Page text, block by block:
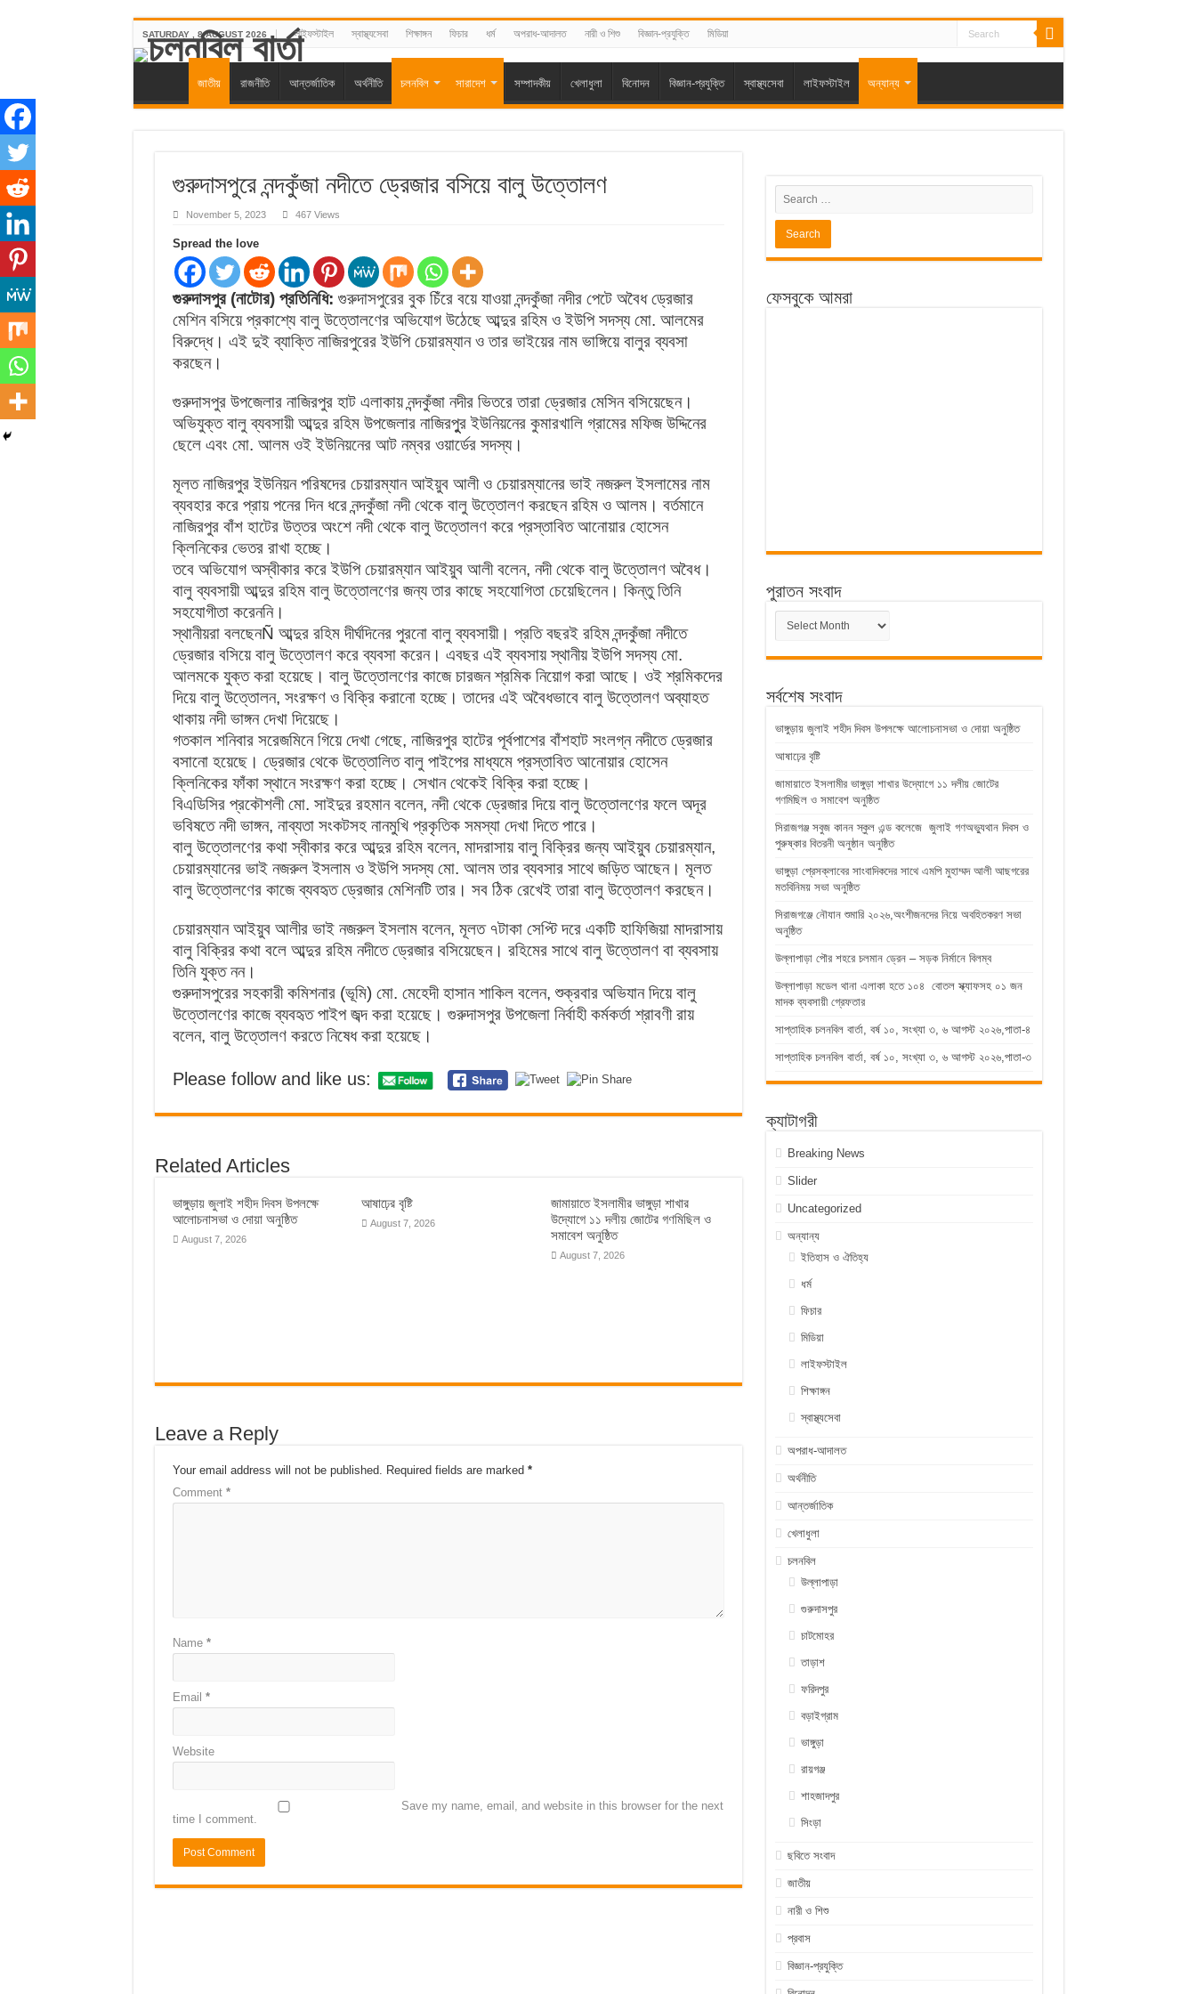
SATURDAY , 8 AUGUST 2026 লাইফস্টাইল স্বাস্থ্যসেবা শিক্ষাঙ্গন ফিচার ধর্ম অপরাধ-আদালত নারী ও শিশু বিজ্ঞান-প্রযুক্তি মিডিয়া
জাতীয় রাজনীতি আন্তর্জাতিক অর্থনীতি চলনবিল সারাদেশ সম্পাদকীয় খেলাধুলা বিনোদন বিজ্ঞান-প্রযুক্তি স্বাস্থ্যসেবা লাইফস্টাইল অন্যান্য
গুরুদাসপুরে নন্দকুঁজা নদীতে ড্রেজার বসিয়ে বালু উত্তোলণ
November 5, 2023 467 Views
Spread the love
গুরুদাসপুর (নাটোর) প্রতিনিধি: গুরুদাসপুরের বুক চিঁরে বয়ে যাওয়া নন্দকুঁজা নদীর পেটে অবৈধ ড্রেজার
মেশিন বসিয়ে প্রকাশ্যে বালু উত্তোলণের অভিযোগ উঠেছে আব্দুর রহিম ও ইউপি সদস্য মো. আলমের
বিরুদ্ধে। এই দুই ব্যাক্তি নাজিরপুরের ইউপি চেয়ারম্যান ও তার ভাইয়ের নাম ভাঙ্গিয়ে বালুর ব্যবসা
করছেন।
গুরুদাসপুর উপজেলার নাজিরপুর হাট এলাকায় নন্দকুঁজা নদীর ভিতরে তারা ড্রেজার মেসিন বসিয়েছেন।
অভিযুক্ত বালু ব্যবসায়ী আব্দুর রহিম উপজেলার নাজিরপুুর ইউনিয়নের কুমারখালি গ্রামের মফিজ উদ্দিনের
ছেলে এবং মো. আলম ওই ইউনিয়নের আট নম্বর ওয়ার্ডের সদস্য।
মূলত নাজিরপুর ইউনিয়ন পরিষদের চেয়ারম্যান আইয়ুব আলী ও চেয়ারম্যানের ভাই নজরুল ইসলামের নাম
ব্যবহার করে প্রায় পনের দিন ধরে নন্দকুঁজা নদী থেকে বালু উত্তোলণ করছেন রহিম ও আলম। বর্তমানে
নাজিরপুর বাঁশ হাটের উত্তর অংশে নদী থেকে বালু উত্তোলণ করে প্রস্তাবিত আনোয়ার হোসেন
ক্লিনিকের ভেতর রাখা হচ্ছে।
তবে অভিযোগ অস্বীকার করে ইউপি চেয়ারম্যান আইয়ুব আলী বলেন, নদী থেকে বালু উত্তোলণ অবৈধ।
বালু ব্যবসায়ী আব্দুর রহিম বালু উত্তোলণের জন্য তার কাছে সহযোগিতা চেয়েছিলেন। কিন্তু তিনি
সহযোগীতা করেননি।
স্থানীয়রা বলছেনÑ আব্দুর রহিম দীর্ঘদিনের পুরনো বালু ব্যবসায়ী। প্রতি বছরই রহিম নন্দকুঁজা নদীতে
ড্রেজার বসিয়ে বালু উত্তোলণ করে ব্যবসা করেন। এবছর এই ব্যবসায় স্থানীয় ইউপি সদস্য মো.
আলমকে যুক্ত করা হয়েছে। বালু উত্তোলণের কাজে চারজন শ্রমিক নিয়োগ করা আছে। ওই শ্রমিকদের
দিয়ে বালু উত্তোলন, সংরক্ষণ ও বিক্রি করানো হচ্ছে। তাদের এই অবৈধভাবে বালু উত্তোলণ অব্যাহত
থাকায় নদী ভাঙ্গন দেখা দিয়েছে।
গতকাল শনিবার সরেজমিনে গিয়ে দেখা গেছে, নাজিরপুর হাটের পূর্বপাশের বাঁশহাট সংলগ্ন নদীতে ড্রেজার
বসানো হয়েছে। ড্রেজার থেকে উত্তোলিত বালু পাইপের মাধ্যমে প্রস্তাবিত আনোয়ার হোসেন
ক্লিনিকের ফাঁকা স্থানে সংরক্ষণ করা হচ্ছে। সেখান থেকেই বিক্রি করা হচ্ছে।
বিএডিসির প্রকৌশলী মো. সাইদুর রহমান বলেন, নদী থেকে ড্রেজার দিয়ে বালু উত্তোলণের ফলে অদূর
ভবিষতে নদী ভাঙ্গন, নাব্যতা সংকটসহ নানমুখি প্রকৃতিক সমস্যা দেখা দিতে পারে।
বালু উত্তোলণের কথা স্বীকার করে আব্দুর রহিম বলেন, মাদরাসায় বালু বিক্রির জন্য আইয়ুব চেয়ারম্যান,
চেয়ারম্যানের ভাই নজরুল ইসলাম ও ইউপি সদস্য মো. আলম তার ব্যবসার সাথে জড়িত আছেন। মূলত
বালু উত্তোলণের কাজে ব্যবহৃত ড্রেজার মেশিনটি তার। সব ঠিক রেখেই তারা বালু উত্তোলণ করছেন।
চেয়ারম্যান আইয়ুব আলীর ভাই নজরুল ইসলাম বলেন, মূলত ৭টাকা সেপ্টি দরে একটি হাফিজিয়া মাদরাসায়
বালু বিক্রির কথা বলে আব্দুর রহিম নদীতে ড্রেজার বসিয়েছেন। রহিমের সাথে বালু উত্তোলণ বা ব্যবসায়
তিনি যুক্ত নন।
গুরুদাসপুরের সহকারী কমিশনার (ভূমি) মো. মেহেদী হাসান শাকিল বলেন, শুক্রবার অভিযান দিয়ে বালু
উত্তোলণের কাজে ব্যবহৃত পাইপ জব্দ করা হয়েছে। গুরুদাসপুর উপজেলা নির্বাহী কর্মকর্তা শ্রাবণী রায়
বলেন, বালু উত্তোলণ করতে নিষেধ করা হয়েছে।
Please follow and like us:
Related Articles
ভাঙ্গুড়ায় জুলাই শহীদ দিবস উপলক্ষে
আলোচনাসভা ও দোয়া অনুষ্ঠিত
August 7, 2026
আষাঢ়ের বৃষ্টি
August 7, 2026
জামায়াতে ইসলামীর ভাঙ্গুড়া শাখার
উদ্যোগে ১১ দলীয় জোটের গণমিছিল ও
সমাবেশ অনুষ্ঠিত
August 7, 2026
Leave a Reply
Your email address will not be published. Required fields are marked *
Comment *
Name *
Email *
Website
Save my name, email, and website in this browser for the next
time I comment.
ফেসবুকে আমরা
পুরাতন সংবাদ
পুরাতন
সংবাদ
সর্বশেষ সংবাদ
ভাঙ্গুড়ায় জুলাই শহীদ দিবস উপলক্ষে আলোচনাসভা ও দোয়া অনুষ্ঠিত
আষাঢ়ের বৃষ্টি
জামায়াতে ইসলামীর ভাঙ্গুড়া শাখার উদ্যোগে ১১ দলীয় জোটের
গণমিছিল ও সমাবেশ অনুষ্ঠিত
সিরাজগঞ্জ সবুজ কানন স্কুল এন্ড কলেজে জুলাই গণঅভ্যুথান দিবস ও
পুরুষ্কার বিতরনী অনুষ্ঠান অনুষ্ঠিত
ভাঙ্গুড়া প্রেসক্লাবের সাংবাদিকদের সাথে এমপি মুহাম্মদ আলী আছগরের
মতবিনিময় সভা অনুষ্ঠিত
সিরাজগঞ্জে নৌযান শুমারি ২০২৬,অংশীজনদের নিয়ে অবহিতকরণ সভা
অনুষ্ঠিত
উল্লাপাড়া পৌর শহরে চলমান ড্রেন – সড়ক নির্মানে বিলম্ব
উল্লাপাড়া মডেল থানা এলাকা হতে ১০৪ বোতল স্ক্যাফসহ ০১ জন
মাদক ব্যবসায়ী গ্রেফতার
সাপ্তাহিক চলনবিল বার্তা, বর্ষ ১০, সংখ্যা ৩, ৬ আগস্ট ২০২৬,পাতা-৪
সাপ্তাহিক চলনবিল বার্তা, বর্ষ ১০, সংখ্যা ৩, ৬ আগস্ট ২০২৬,পাতা-৩
ক্যাটাগরী
Breaking News
Slider
Uncategorized
অন্যান্য
ইতিহাস ও ঐতিহ্য
ধর্ম
ফিচার
মিডিয়া
লাইফস্টাইল
শিক্ষাঙ্গন
স্বাস্থ্যসেবা
অপরাধ-আদালত
অর্থনীতি
আন্তর্জাতিক
খেলাধুলা
চলনবিল
উল্লাপাড়া
গুরুদাসপুর
চাটমোহর
তাড়াশ
ফরিদপুর
বড়াইগ্রাম
ভাঙ্গুড়া
রায়গঞ্জ
শাহজাদপুর
সিংড়া
ছবিতে সংবাদ
জাতীয়
নারী ও শিশু
প্রবাস
বিজ্ঞান-প্রযুক্তি